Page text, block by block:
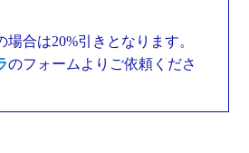
場合は20%引きとなります。
のフォームよりご依頼くださ